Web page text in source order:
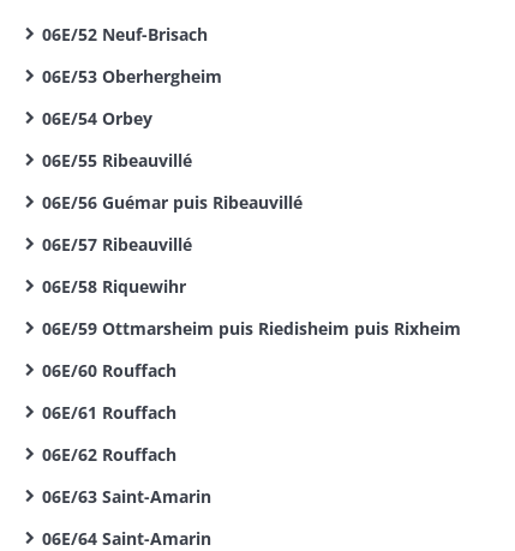
06E/52 Neuf-Brisach
06E/53 Oberhergheim
06E/54 Orbey
06E/55 Ribeauvillé
06E/56 Guémar puis Ribeauvillé
06E/57 Ribeauvillé
06E/58 Riquewihr
06E/59 Ottmarsheim puis Riedisheim puis Rixheim
06E/60 Rouffach
06E/61 Rouffach
06E/62 Rouffach
06E/63 Saint-Amarin
06E/64 Saint-Amarin